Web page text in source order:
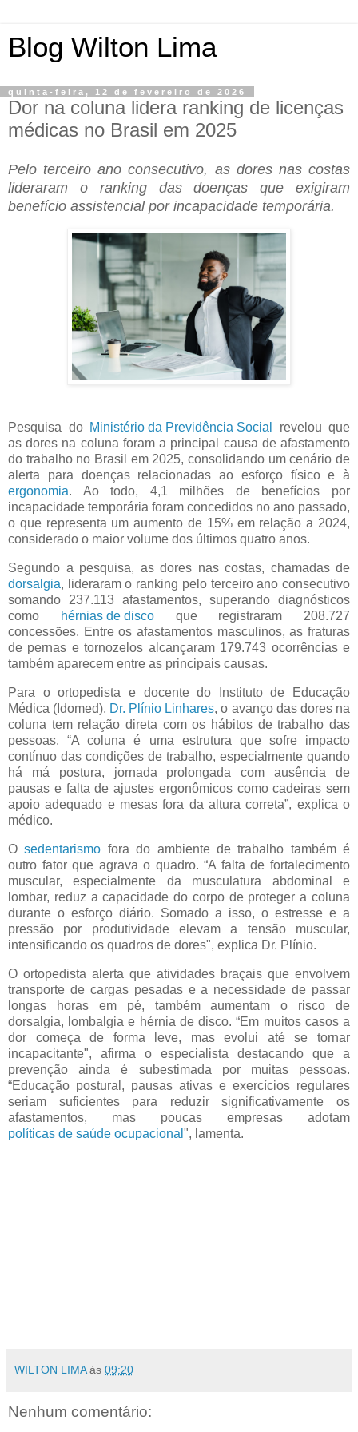
Blog Wilton Lima
quinta-feira, 12 de fevereiro de 2026
Dor na coluna lidera ranking de licenças
médicas no Brasil em 2025
Pelo terceiro ano consecutivo, as dores nas costas
lideraram o ranking das doenças que exigiram
benefício assistencial por incapacidade temporária.
Pesquisa do Ministério da Previdência Social
revelou que
as dores na coluna foram a principal causa de afastamento
do trabalho no Brasil em 2025, consolidando um cenário de
alerta para doenças relacionadas ao esforço físico e à
ergonomia. Ao todo, 4,1 milhões de benefícios por
incapacidade temporária foram concedidos no ano passado,
o que representa um aumento de 15% em relação a 2024,
considerado o maior volume dos últimos quatro anos.
Segundo a pesquisa, as dores nas costas, chamadas de
dorsalgia, lideraram o ranking pelo terceiro ano consecutivo
somando 237.113 afastamentos, superando diagnósticos
como
hérnias de discoque registraram 208.727
concessões. Entre os afastamentos masculinos, as fraturas
de pernas e tornozelos alcançaram 179.743 ocorrências e
também aparecem entre as principais causas.
Para o ortopedista e docente do Instituto de Educação
Médica (Idomed), Dr. Plínio Linhares, o avanço das dores na
coluna tem relação direta com os hábitos de trabalho das
pessoas. “A coluna é uma estrutura que sofre impacto
contínuo das condições de trabalho, especialmente quando
há má postura, jornada prolongada com ausência de
pausas e falta de ajustes ergonômicos como cadeiras sem
apoio adequado e mesas fora da altura correta”, explica o
médico.
Osedentarismo fora do ambiente de trabalho também é
outro fator que agrava o quadro. “A falta de fortalecimento
muscular, especialmente da musculatura abdominal e
lombar, reduz a capacidade do corpo de proteger a coluna
durante o esforço diário. Somado a isso, o estresse e a
pressão por produtividade elevam a tensão muscular,
intensificando os quadros de dores", explica Dr. Plínio.
O ortopedista alerta que atividades braçais que envolvem
transporte de cargas pesadas e a necessidade de passar
longas horas em pé, também aumentam o risco de
dorsalgia, lombalgia e hérnia de disco. “Em muitos casos a
dor começa de forma leve, mas evolui até se tornar
incapacitante", afirma o especialista destacando que a
prevenção ainda é subestimada por muitas pessoas.
“Educação postural, pausas ativas e exercícios regulares
seriam suficientes para reduzir significativamente os
afastamentos, mas poucas empresas adotam
políticas de saúde ocupacional ", lamenta.
WILTON LIMA às 09:20
Nenhum comentário: